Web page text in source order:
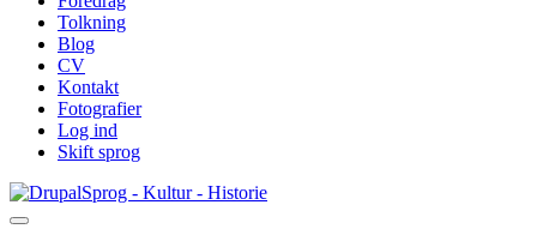
Tolkning
Blog
CV
Kontakt
Fotografier
Log ind
Skift sprog
Gå
til
Sprog - Kultur - Historie